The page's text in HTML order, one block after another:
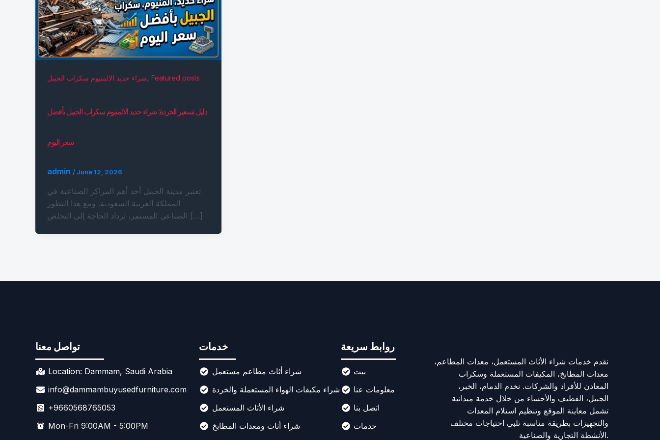
شراء حديد الالمنيوم سكراب الجبيل, Featured posts
دليل تسعير الخردة: شراء حديد الالمنيوم سكراب الجبيل بأفضل
سعر اليوم
admin / June 12, 2026
تعتبر مدينة الجبيل أحد أهم المراكز الصناعية في
المملكة العربية السعودية. ومع هذا التطور
الصناعي المستمر، تزداد الحاجة إلى التخلص […]
نقدم خدمات شراء الأثاث المستعمل، معدات المطاعم،
معدات المطابخ، المكيفات المستعملة وسكراب
المعادن للأفراد والشركات. نخدم الدمام، الخبر،
الجبيل، القطيف والأحساء من خلال خدمة ميدانية
تشمل معاينة الموقع وتنظيم استلام المعدات
والتجهيزات بطريقة مناسبة تلبي احتياجات مختلف
الأنشطة التجارية والصناعية.
روابط سريعة
بيت
معلومات عنا
اتصل بنا
خدمات
خدمات
شراء أثاث مطاعم مستعمل
شراء مكيفات الهواء المستعملة والخردة
شراء الأثاث المستعمل
شراء أثاث ومعدات المطابخ
تواصل معنا
Location: Dammam, Saudi Arabia
info@dammambuyusedfurniture.com
+9660568765053
Mon-Fri 9:00AM - 5:00PM